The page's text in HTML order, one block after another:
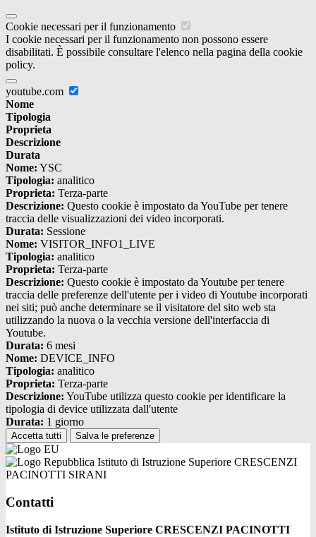
Cookie necessari per il funzionamento
I cookie necessari per il funzionamento non possono essere
disabilitati. È possibile consultare l'elenco nella pagina della cookie
policy.
youtube.com
Nome
Tipologia
Proprieta
Descrizione
Durata
Nome: YSC
Tipologia: analitico
Proprieta: Terza-parte
Descrizione: Questo cookie è impostato da YouTube per tenere
traccia delle visualizzazioni dei video incorporati.
Durata: Sessione
Nome: VISITOR_INFO1_LIVE
Tipologia: analitico
Proprieta: Terza-parte
Descrizione: Questo cookie è impostato da Youtube per tenere
traccia delle preferenze dell'utente per i video di Youtube incorporati
nei siti; può anche determinare se il visitatore del sito web sta
utilizzando la nuova o la vecchia versione dell'interfaccia di
Youtube.
Durata: 6 mesi
Nome: DEVICE_INFO
Tipologia: analitico
Proprieta: Terza-parte
Descrizione: YouTube utilizza questo cookie per identificare la
tipologia di device utilizzata dall'utente
Durata: 1 giorno
Accetta tutti Salva le preferenze
Istituto di Istruzione Superiore CRESCENZI
PACINOTTI SIRANI
Contatti
Istituto di Istruzione Superiore CRESCENZI PACINOTTI